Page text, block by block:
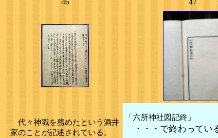
46 47
代々神職を務めたという酒井
家のことが記述されている。
「六所神社図記終」
・・・で終わってい